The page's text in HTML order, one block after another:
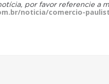
por favor referencie a
noticia/comercio-